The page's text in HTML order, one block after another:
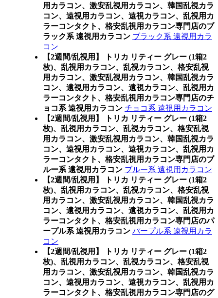
用カラコン、激安乱視用カラコン、韓国乱視カラ
コン、遠視用カラコン、遠視カラコン、乱視用カ
ラーコンタクト、格安乱視用カラコン専門店のブ
ラック系 遠視用カラコン ブラック系 遠視用カラ
コン
【2週間/乱視用】 トリカ リティー グレー (1箱2
枚)、乱視用カラコン、乱視カラコン、格安乱視
用カラコン、激安乱視用カラコン、韓国乱視カラ
コン、遠視用カラコン、遠視カラコン、乱視用カ
ラーコンタクト、格安乱視用カラコン専門店のチ
ョコ系 遠視用カラコン チョコ系 遠視用カラコン
【2週間/乱視用】 トリカ リティー グレー (1箱2
枚)、乱視用カラコン、乱視カラコン、格安乱視
用カラコン、激安乱視用カラコン、韓国乱視カラ
コン、遠視用カラコン、遠視カラコン、乱視用カ
ラーコンタクト、格安乱視用カラコン専門店のブ
ルー系 遠視用カラコン ブルー系 遠視用カラコン
【2週間/乱視用】 トリカ リティー グレー (1箱2
枚)、乱視用カラコン、乱視カラコン、格安乱視
用カラコン、激安乱視用カラコン、韓国乱視カラ
コン、遠視用カラコン、遠視カラコン、乱視用カ
ラーコンタクト、格安乱視用カラコン専門店のパ
ープル系 遠視用カラコン パープル系 遠視用カラ
コン
【2週間/乱視用】 トリカ リティー グレー (1箱2
枚)、乱視用カラコン、乱視カラコン、格安乱視
用カラコン、激安乱視用カラコン、韓国乱視カラ
コン、遠視用カラコン、遠視カラコン、乱視用カ
ラーコンタクト、格安乱視用カラコン専門店のグ